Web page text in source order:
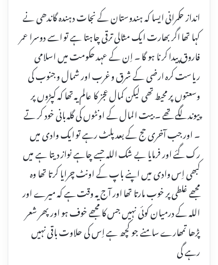
انداز حکمرانی ایسا کہ ہندوستان کے نجات دہندہ گاندھی نے
کہا تھا اگر بھارت ایک مثالی ترقی چاہتا ہے تو اسے دوسرا عمر
فاروق پیدا کر نا ہو گا ۔ اِن کے عہد حکومت میں اسلامی
ریاست کرہ ارضی کے شرق و غرب اور شمال و جنوب کی
وسعتوں پر محیط تھی لیکن کمال عجز کا عالم یہ تھا کہ کپڑوں پر
پیوند لگے تھے ۔ بیت المال کے اونٹوں کی گلہ بانی خود کر تے
۔ اور جب آخری حج کے بعد پلٹ رہے تو ایک وادی میں
رک گئے اور فرمایا بے شک اللہ جسے چاہے نواز دیتا ہے میں
کبھی اِس وادی میں اپنے باپ کے اونٹ چرایا کر تا تھا وہ
مجھے غلطی پر خوب مارتا تھا اور آج یہ وقت ہے کہ میرے اور
اللہ کے درمیان کوئی نہیں جس کا مجھے خوف ہو اور پھر شعر
پڑھا تمھارے سامنے جو کچھ ہے اِس کی حلاوت باقی نہیں
رہے گی